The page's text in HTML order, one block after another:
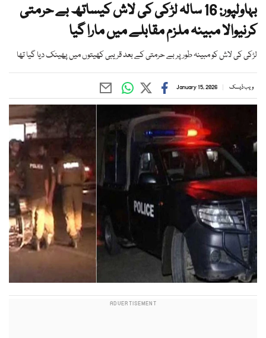
بہاولپور: 16 سالہ لڑکی کی لاش کیساتھ بے حرمتی
کرنیوالا مبینہ ملزم مقابلے میں مارا گیا
لڑکی کی لاش کو مبینہ طور پر بے حرمتی کے بعد قریبی کھیتوں میں پھینک دیا گیا تھا
ویب ڈیسک January 15, 2026